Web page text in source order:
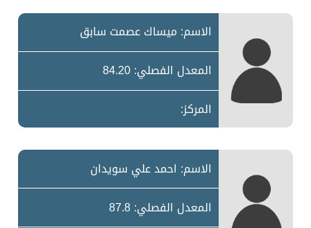
الاسم: ميساك عصمت سابق
المعدل الفصلي: 84.20
المركز:
الاسم: احمد علي سويدان
المعدل الفصلي: 87.8